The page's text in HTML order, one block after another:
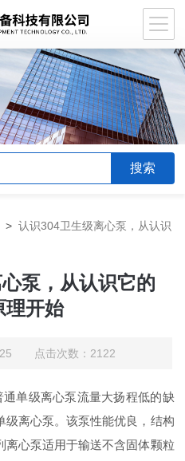
>认识304卫生级离心泵，从认识
泵，从认识它的
理开始
25 点击次数：2122
通单级离心泵流量大扬程低的缺
级离心泵。该泵性能优良，结构
离心泵适用于输送不含固体颗粒